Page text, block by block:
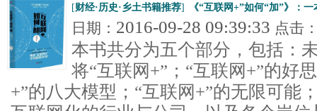
[财经·历史·乡土书籍推荐] 《“互联网+”如何“加”》：
日期： 2016-09-28 09:39:33 点击
本书共分为五个部分，包括：
将“互联网+”；“互联网+”的好
+”的八大模型；“互联网+”的无限可能